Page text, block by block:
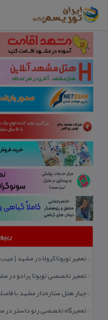
:: تعمیر تویوتا كرولا در مشهد |
:: تعمیر تخصصی تویوتا پرادو در
::چهار هتل‌ ستاره‌دار مشهد با فاصله زیر 5
:: تعمیرگاه تخصصی رنو داستر در مشهد | ۱۰ سال تجربه و